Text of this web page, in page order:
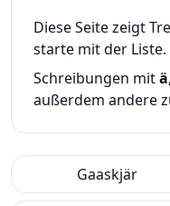
Diese Seite zeigt
starte mit der
Schreibungen mit
außerdem andere
Gaaskjär